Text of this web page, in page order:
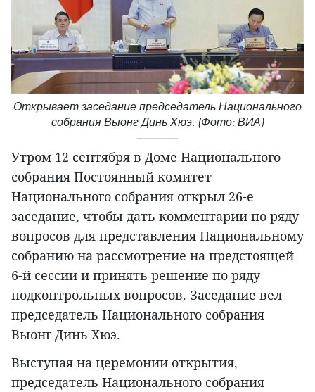
Открывает заседание председатель Национального
собрания Выонг Динь Хюэ. (Фото: ВИА)
Утром 12 сентября в Доме Национального
собрания Постоянный комитет
Национального собрания открыл 26-е
заседание, чтобы дать комментарии по ряду
вопросов для представления Национальному
собранию на рассмотрение на предстоящей
6-й сессии и принять решение по ряду
подконтрольных вопросов. Заседание вел
председатель Национального собрания
Выонг Динь Хюэ.
Выступая на церемонии открытия,
председатель Национального собрания